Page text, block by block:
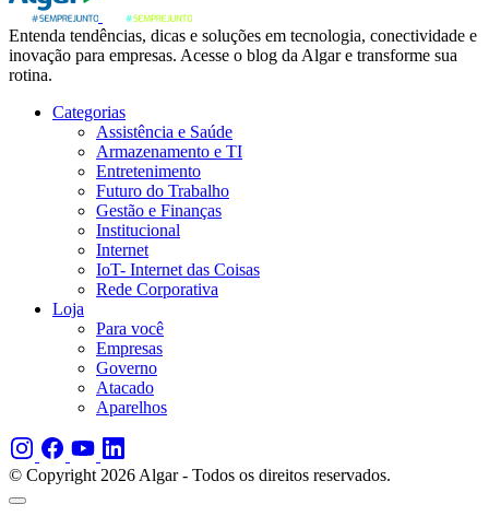
Entenda tendências, dicas e soluções em tecnologia, conectividade e
inovação para empresas. Acesse o blog da Algar e transforme sua
rotina.
Categorias
Assistência e Saúde
Armazenamento e TI
Entretenimento
Futuro do Trabalho
Gestão e Finanças
Institucional
Internet
IoT- Internet das Coisas
Rede Corporativa
Loja
Para você
Empresas
Governo
Atacado
Aparelhos
© Copyright 2026 Algar - Todos os direitos reservados.